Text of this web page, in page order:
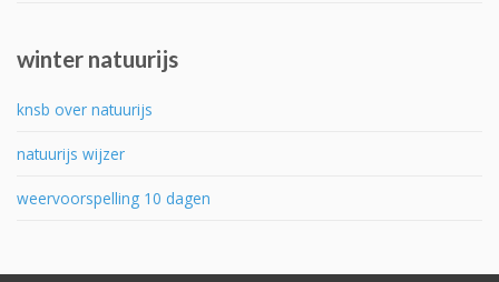
winter natuurijs
knsb over natuurijs
natuurijs wijzer
weervoorspelling 10 dagen